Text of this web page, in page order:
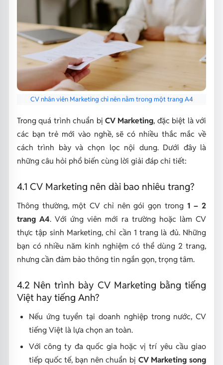
CV nhân viên Marketing chỉ nên nằm trong một trang A4
Trong quá trình chuẩn bị CV Marketing, đặc biệt là với
các bạn trẻ mới vào nghề, sẽ có nhiều thắc mắc về
cách trình bày và chọn lọc nội dung. Dưới đây là
những câu hỏi phổ biến cùng lời giải đáp chi tiết:
4.1 CV Marketing nên dài bao nhiêu trang?
Thông thường, một CV chỉ nên gói gọn trong 1 – 2
trang A4. Với ứng viên mới ra trường hoặc làm CV
thực tập sinh Marketing, chỉ cần 1 trang là đủ. Những
bạn có nhiều năm kinh nghiệm có thể dùng 2 trang,
nhưng cần đảm bảo thông tin ngắn gọn, trọng tâm.
4.2 Nên trình bày CV Marketing bằng tiếng
Việt hay tiếng Anh?
Nếu ứng tuyển tại doanh nghiệp trong nước, CV
tiếng Việt là lựa chọn an toàn.
Với công ty đa quốc gia hoặc vị trí yêu cầu giao
tiếp quốc tế, bạn nên chuẩn bị CV Marketing song